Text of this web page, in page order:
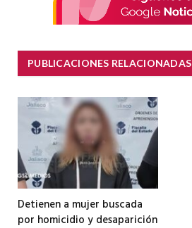
PUBLICACIONES RELACIONADAS
Detienen a mujer buscada
por homicidio y desaparición